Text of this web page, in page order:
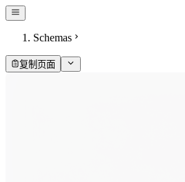
Schemas
复制页面